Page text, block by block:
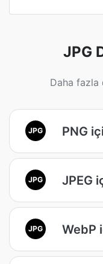
JPG
Daha fazla
JPG PNG
JPG JPEG
JPG WebP